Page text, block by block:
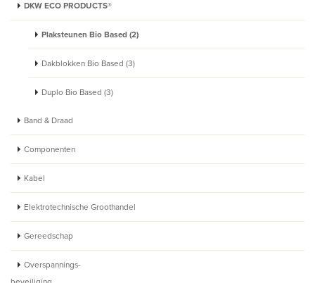
DKW ECO PRODUCTS®
Plaksteunen Bio Based (2)
Dakblokken Bio Based (3)
Duplo Bio Based (3)
Band & Draad
Componenten
Kabel
Elektrotechnische Groothandel
Gereedschap
Overspannings-